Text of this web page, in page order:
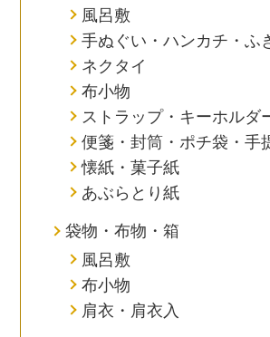
風呂敷
手ぬぐい・ハンカチ・ふ
ネクタイ
布小物
ストラップ・キーホルダ
便箋・封筒・ポチ袋・手
懐紙・菓子紙
あぶらとり紙
袋物・布物・箱
風呂敷
布小物
肩衣・肩衣入